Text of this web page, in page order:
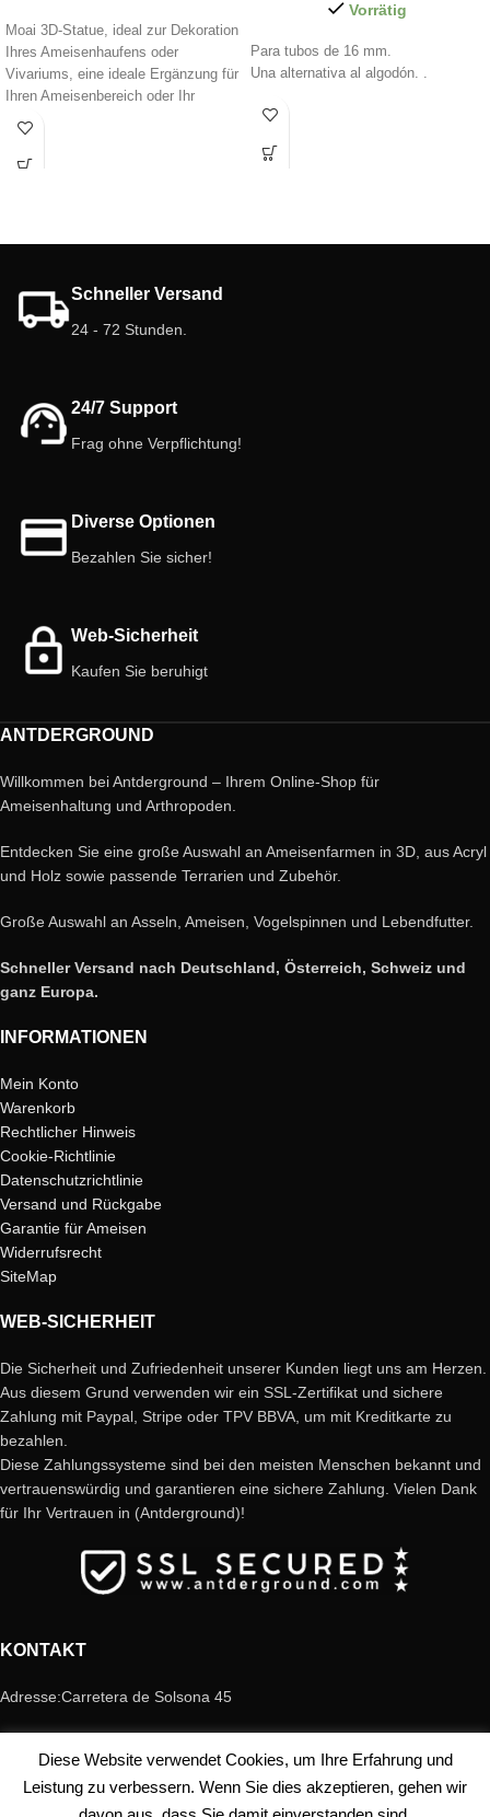
Moai 3D-Statue, ideal zur Dekoration
Ihres Ameisenhaufens oder
Vivariums, eine ideale Ergänzung für
Ihren Ameisenbereich oder Ihr
Terrarium usw.
Farbe:Grau.
Vorrätig
Para tubos de 16 mm.
Una alternativa al algodón. .
Schneller Versand
24 - 72 Stunden.
24/7 Support
Frag ohne Verpflichtung!
Diverse Optionen
Bezahlen Sie sicher!
Web-Sicherheit
Kaufen Sie beruhigt
ANTDERGROUND
Willkommen bei Antderground – Ihrem Online-Shop für
Ameisenhaltung und Arthropoden.
Entdecken Sie eine große Auswahl an Ameisenfarmen in 3D, aus Acryl
und Holz sowie passende Terrarien und Zubehör.
Große Auswahl an Asseln, Ameisen, Vogelspinnen und Lebendfutter.
Schneller Versand nach Deutschland, Österreich, Schweiz und
ganz Europa.
INFORMATIONEN
Mein Konto
Warenkorb
Rechtlicher Hinweis
Cookie-Richtlinie
Datenschutzrichtlinie
Versand und Rückgabe
Garantie für Ameisen
Widerrufsrecht
SiteMap
WEB-SICHERHEIT
Die Sicherheit und Zufriedenheit unserer Kunden liegt uns am Herzen.
Aus diesem Grund verwenden wir ein SSL-Zertifikat und sichere
Zahlung mit Paypal, Stripe oder TPV BBVA, um mit Kreditkarte zu
bezahlen.
Diese Zahlungssysteme sind bei den meisten Menschen bekannt und
vertrauenswürdig und garantieren eine sichere Zahlung. Vielen Dank
für Ihr Vertrauen in (Antderground)!
KONTAKT
Adresse:Carretera de Solsona 45
Telefon: +34 658 80 99 05
Diese Website verwendet Cookies, um Ihre Erfahrung und
Leistung zu verbessern. Wenn Sie dies akzeptieren, gehen wir